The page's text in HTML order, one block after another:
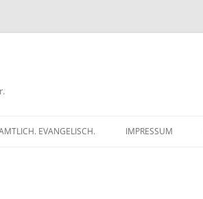
EVANGELISCH. IMPRESSUM